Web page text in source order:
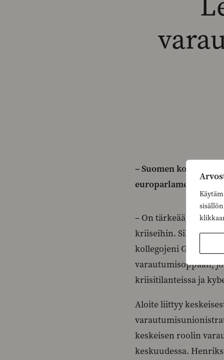
– Suomen
– On tärkeää, että
kriiseihin. Siksi olen
kollegojeni Grégory
varautumisoppaan,
kriisitilanteissa ja
Aloite liittyy
keskeisen roolin
keskuudessa.